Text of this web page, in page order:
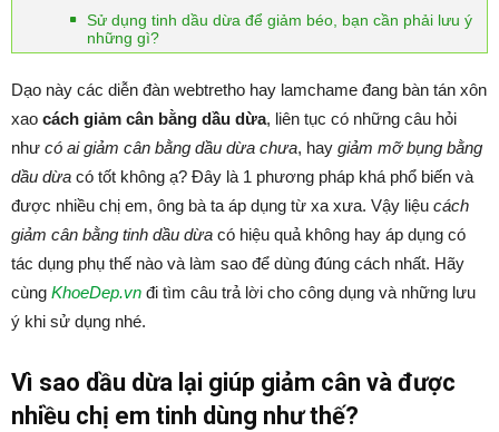
Sử dụng tinh dầu dừa để giảm béo, bạn cần phải lưu ý
những gì?
Dạo này các diễn đàn webtretho hay lamchame đang bàn tán xôn
xao cách giảm cân bằng dầu dừa, liên tục có những câu hỏi
như có ai giảm cân bằng dầu dừa chưa, hay giảm mỡ bụng bằng
dầu dừa có tốt không ạ? Đây là 1 phương pháp khá phổ biến và
được nhiều chị em, ông bà ta áp dụng từ xa xưa. Vậy liệu cách
giảm cân bằng tinh dầu dừa có hiệu quả không hay áp dụng có
tác dụng phụ thế nào và làm sao để dùng đúng cách nhất. Hãy
cùng KhoeDep.vn đi tìm câu trả lời cho công dụng và những lưu
ý khi sử dụng nhé.
Vì sao dầu dừa lại giúp giảm cân và được
nhiều chị em tinh dùng như thế?